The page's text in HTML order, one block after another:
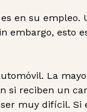
en su empleo.
embargo, esto
La
si reciben un
muy difícil. Si